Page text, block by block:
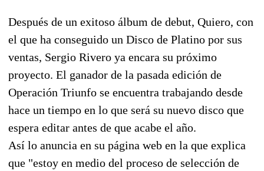
Después de un exitoso álbum de debut, Quiero, con
el que ha conseguido un Disco de Platino por sus
ventas, Sergio Rivero ya encara su próximo
proyecto. El ganador de la pasada edición de
Operación Triunfo se encuentra trabajando desde
hace un tiempo en lo que será su nuevo disco que
espera editar antes de que acabe el año.
Así lo anuncia en su página web en la que explica
que "estoy en medio del proceso de selección de